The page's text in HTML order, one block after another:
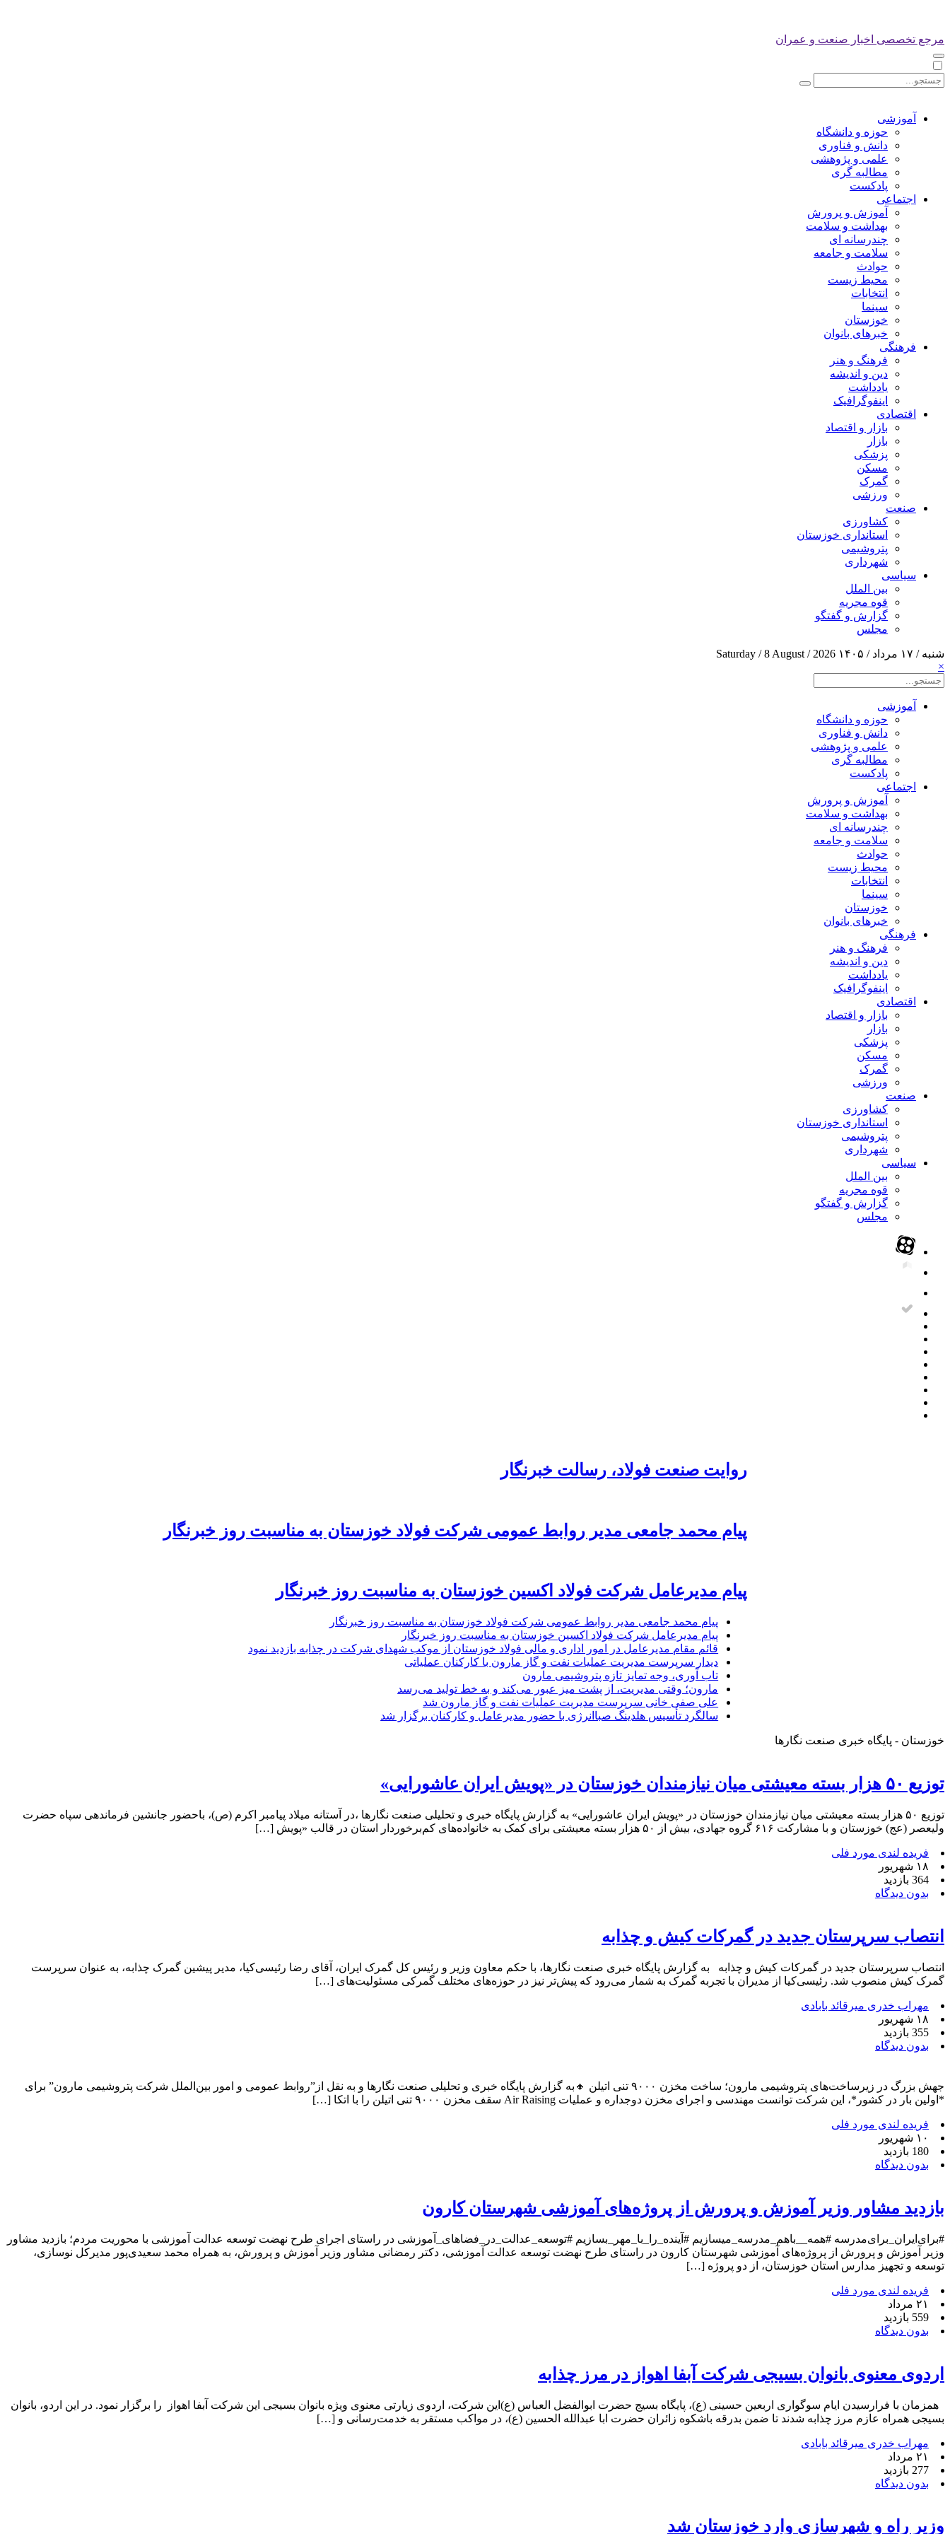
مرجع تخصصی اخبار صنعت و عمران
آموزشی
حوزه و دانشگاه
دانش و فناوری
علمی و پژوهشی
مطالبه گری
پادکست
اجتماعی
آموزش و پرورش
بهداشت و سلامت
چندرسانه ای
سلامت و جامعه
حوادث
محیط زیست
انتخابات
سینما
خوزستان
خبرهای بانوان
فرهنگی
فرهنگ و هنر
دین و اندیشه
یادداشت
اینفوگرافیک
اقتصادی
بازار و اقتصاد
بازار
پزشکی
مسکن
گمرک
ورزشی
صنعت
کشاورزی
استانداری خوزستان
پتروشیمی
شهرداری
سیاسی
بین الملل
قوه مجریه
گزارش و گفتگو
مجلس
شنبه / ۱۷ مرداد / ۱۴۰۵
Saturday / 8 August / 2026
×
آموزشی
حوزه و دانشگاه
دانش و فناوری
علمی و پژوهشی
مطالبه گری
پادکست
اجتماعی
آموزش و پرورش
بهداشت و سلامت
چندرسانه ای
سلامت و جامعه
حوادث
محیط زیست
انتخابات
سینما
خوزستان
خبرهای بانوان
فرهنگی
فرهنگ و هنر
دین و اندیشه
یادداشت
اینفوگرافیک
اقتصادی
بازار و اقتصاد
بازار
پزشکی
مسکن
گمرک
ورزشی
صنعت
کشاورزی
استانداری خوزستان
پتروشیمی
شهرداری
سیاسی
بین الملل
قوه مجریه
گزارش و گفتگو
مجلس
روایت صنعت فولاد،‌ رسالت خبرنگار
پیام محمد جامعی مدیر روابط عمومی شرکت فولاد خوزستان به مناسبت روز خبرنگار
پیام مدیرعامل شرکت فولاد اکسین خوزستان به مناسبت روز خبرنگار
پیام محمد جامعی مدیر روابط عمومی شرکت فولاد خوزستان به مناسبت روز خبرنگار
پیام مدیرعامل شرکت فولاد اکسین خوزستان به مناسبت روز خبرنگار
قائم مقام مدیرعامل در امور اداری و مالی فولاد خوزستان از موکب شهدای شرکت در چذابه بازدید نمود
دیدار سرپرست مدیریت عملیات نفت و گاز مارون با کارکنان عملیاتی
تاب آوری، وجه تمایز تازه پتروشیمی مارون
مارون؛ وقتی مدیریت، از پشت میز عبور می‌کند و به خط تولید می‌رسد
علی صفی خانی سرپرست مدیریت عملیات نفت و گاز مارون شد
سالگرد تأسیس هلدینگ صباانرژی با حضور مدیرعامل و کارکنان برگزار شد
خوزستان - پایگاه خبری صنعت نگارها
توزیع ۵۰ هزار بسته معیشتی میان نیازمندان خوزستان در «پویش ایران عاشورایی»
توزیع ۵۰ هزار بسته معیشتی میان نیازمندان خوزستان در «پویش ایران عاشورایی» به گزارش پایگاه خبری و تحلیلی صنعت نگارها ،در آستانه میلاد پیامبر اکرم (ص)، باحضور جانشین فرماندهی سپاه حضرت
ولیعصر (عج) خوزستان و با مشارکت ۶۱۶ گروه جهادی، بیش از ۵۰ هزار بسته معیشتی برای کمک به خانواده‌های کم‌برخوردار استان در قالب «پویش […]
فریده لندی مورد فلی
۱۸ شهریور
364 بازدید
بدون دیدگاه
انتصاب سرپرستان جدید در گمرکات کیش و چذابه
انتصاب سرپرستان جدید در گمرکات کیش و چذابه به گزارش پایگاه خبری صنعت نگارها، با حکم معاون وزیر و رئیس کل گمرک ایران، آقای رضا رئیسی‌کیا، مدیر پیشین گمرک چذابه، به عنوان سرپرست
گمرک کیش منصوب شد. رئیسی‌کیا از مدیران با تجربه گمرک به شمار می‌رود که پیش‌تر نیز در حوزه‌های مختلف گمرکی مسئولیت‌های […]
مهراب خدری میرقائد بابادی
۱۸ شهریور
355 بازدید
بدون دیدگاه
جهش بزرگ در زیرساخت‌های پتروشیمی مارون؛ ساخت مخزن ۹۰۰۰ تنی اتیلن 🔸به گزارش پایگاه خبری و تحلیلی صنعت نگارها و به نقل از”روابط عمومی و امور بین‌الملل شرکت پتروشیمی مارون” برای
*اولین بار در کشور*، این شرکت توانست مهندسی و اجرای مخزن دوجداره و عملیات Air Raising سقف مخزن ۹۰۰۰ تنی اتیلن را با اتکا […]
فریده لندی مورد فلی
۱۰ شهریور
180 بازدید
بدون دیدگاه
بازدید مشاور وزیر آموزش و پرورش از پروژه‌های آموزشی شهرستان کارون
#برای‌ایران_برای‌مدرسه #همه__باهم_مدرسه_میسازیم #آینده_را_با_مهر_بسازیم #توسعه_عدالت_در_فضاهای_آموزشی در راستای اجرای طرح نهضت توسعه عدالت آموزشی با محوریت مردم؛ بازدید مشاور
وزیر آموزش و پرورش از پروژه‌های آموزشی شهرستان کارون در راستای طرح نهضت توسعه عدالت آموزشی، دکتر رمضانی مشاور وزیر آموزش و پرورش، به همراه محمد سعیدی‌پور مدیرکل نوسازی،
توسعه و تجهیز مدارس استان خوزستان، از دو پروژه […]
فریده لندی مورد فلی
۲۱ مرداد
559 بازدید
بدون دیدگاه
اردوی معنوی بانوان بسیجی شرکت آبفا اهواز در مرز چذابه
همزمان با فرارسیدن ایام سوگواری اربعین حسینی (ع)، پایگاه بسیج حضرت ابوالفضل العباس (ع)این شرکت، اردوی زیارتی معنوی ویژه بانوان بسیجی این شرکت آبفا اهواز را برگزار نمود. در این اردو، بانوان
بسیجی همراه عازم مرز چذابه شدند تا ضمن بدرقه باشکوه زائران حضرت ابا عبدالله الحسین (ع)، در مواکب مستقر به خدمت‌رسانی و […]
مهراب خدری میرقائد بابادی
۲۱ مرداد
277 بازدید
بدون دیدگاه
وزیر راه و شهرسازی وارد خوزستان شد